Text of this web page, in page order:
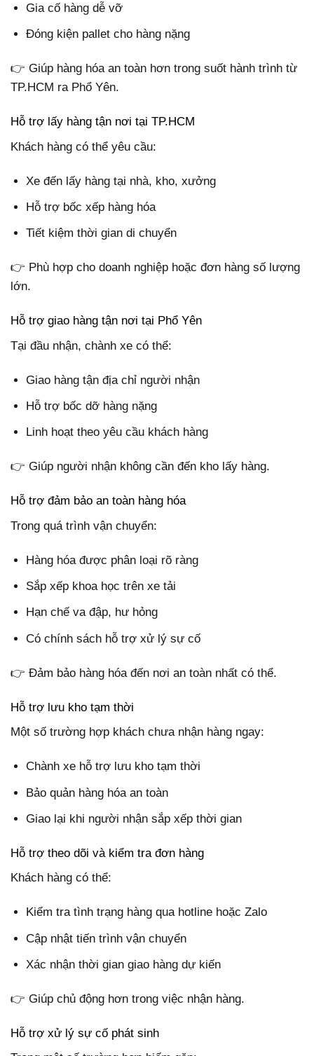
Gia cố hàng dễ vỡ
Đóng kiện pallet cho hàng nặng
👉 Giúp hàng hóa an toàn hơn trong suốt hành trình từ
TP.HCM ra Phổ Yên.
Hỗ trợ lấy hàng tận nơi tại TP.HCM
Khách hàng có thể yêu cầu:
Xe đến lấy hàng tại nhà, kho, xưởng
Hỗ trợ bốc xếp hàng hóa
Tiết kiệm thời gian di chuyển
👉 Phù hợp cho doanh nghiệp hoặc đơn hàng số lượng
lớn.
Hỗ trợ giao hàng tận nơi tại Phổ Yên
Tại đầu nhận, chành xe có thể:
Giao hàng tận địa chỉ người nhận
Hỗ trợ bốc dỡ hàng nặng
Linh hoạt theo yêu cầu khách hàng
👉 Giúp người nhận không cần đến kho lấy hàng.
Hỗ trợ đảm bảo an toàn hàng hóa
Trong quá trình vận chuyển:
Hàng hóa được phân loại rõ ràng
Sắp xếp khoa học trên xe tải
Hạn chế va đập, hư hỏng
Có chính sách hỗ trợ xử lý sự cố
👉 Đảm bảo hàng hóa đến nơi an toàn nhất có thể.
Hỗ trợ lưu kho tạm thời
Một số trường hợp khách chưa nhận hàng ngay:
Chành xe hỗ trợ lưu kho tạm thời
Bảo quản hàng hóa an toàn
Giao lại khi người nhận sắp xếp thời gian
Hỗ trợ theo dõi và kiểm tra đơn hàng
Khách hàng có thể:
Kiểm tra tình trạng hàng qua hotline hoặc Zalo
Cập nhật tiến trình vận chuyển
Xác nhận thời gian giao hàng dự kiến
👉 Giúp chủ động hơn trong việc nhận hàng.
Hỗ trợ xử lý sự cố phát sinh